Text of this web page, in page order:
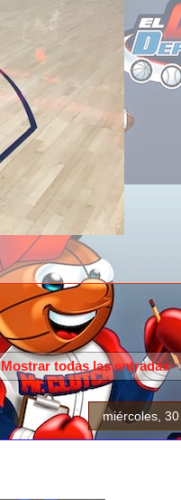
Mostrar todas las entradas
miércoles,